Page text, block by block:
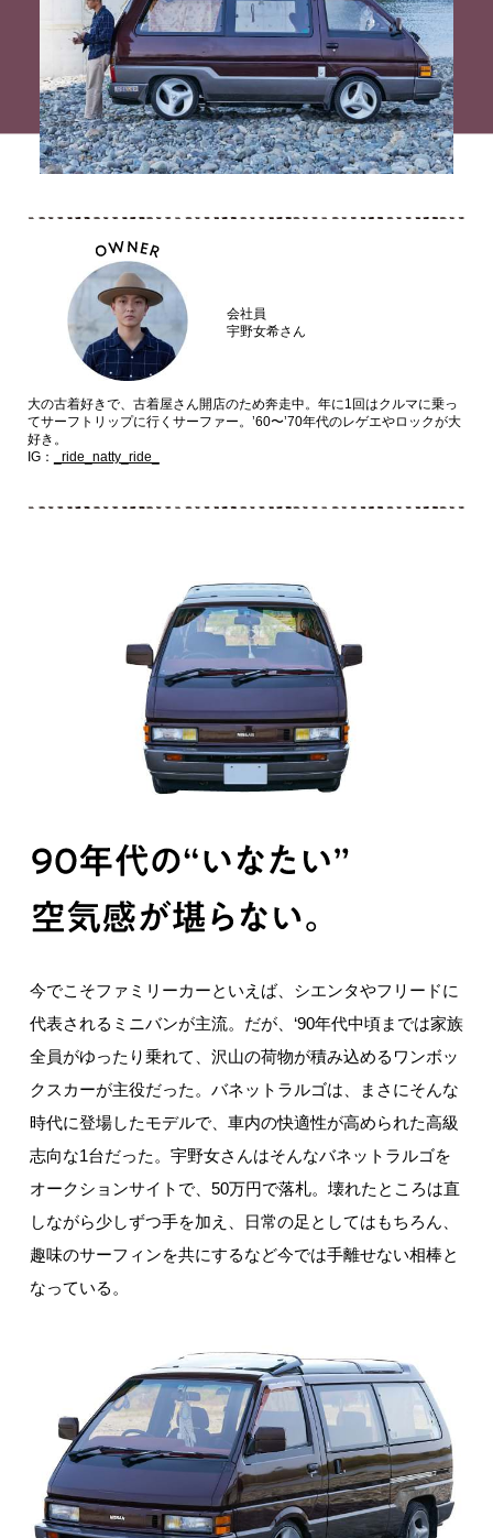
会社員
宇野女希さん
大の古着好きで、古着屋さん開店のため奔走中。年に1回はクルマに乗っ
てサーフトリップに行くサーファー。’60〜’70年代のレゲエやロックが大
好き。
IG：
_ride_natty_ride_
今でこそファミリーカーといえば、シエンタやフリードに
代表されるミニバンが主流。だが、‘90年代中頃までは家族
全員がゆったり乗れて、沢山の荷物が積み込めるワンボッ
クスカーが主役だった。バネットラルゴは、まさにそんな
時代に登場したモデルで、車内の快適性が高められた高級
志向な1台だった。宇野女さんはそんなバネットラルゴを
オークションサイトで、50万円で落札。壊れたところは直
しながら少しずつ手を加え、日常の足としてはもちろん、
趣味のサーフィンを共にするなど今では手離せない相棒と
なっている。